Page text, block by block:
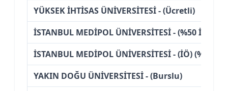
YÜKSEK İHTİSAS ÜNİVERSİTESİ - (Ücretli)
İSTANBUL MEDİPOL ÜNİVERSİTESİ - (%50
İSTANBUL MEDİPOL ÜNİVERSİTESİ - (İÖ) (%50
YAKIN DOĞU ÜNİVERSİTESİ - (Burslu)